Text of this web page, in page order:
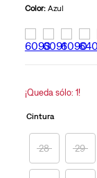
medio
valoración.
Read
2
en
la
página.
Color: Azul
¡Queda sólo: 1!
Cintura
28 29